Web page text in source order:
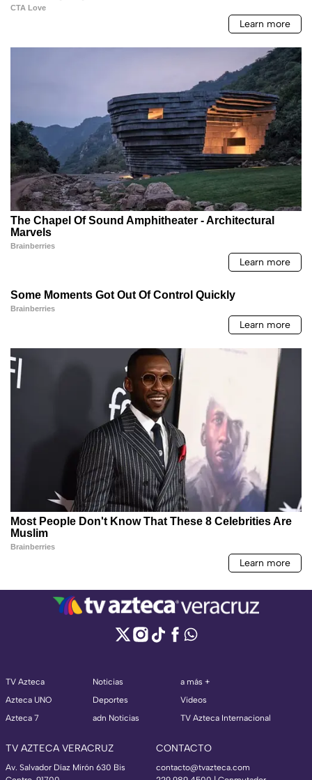
TV Azteca
Azteca UNO
Azteca 7
Noticias
Deportes
adn Noticias
a más +
Videos
TV Azteca Internacional
TV AZTECA VERACRUZ
Av. Salvador Díaz Mirón 630 Bis
CONTACTO
contacto@tvazteca.com